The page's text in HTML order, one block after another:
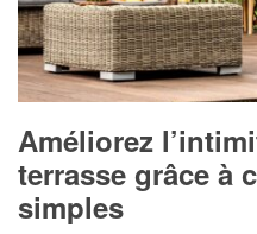
Améliorez
terrasse grâce à
simples